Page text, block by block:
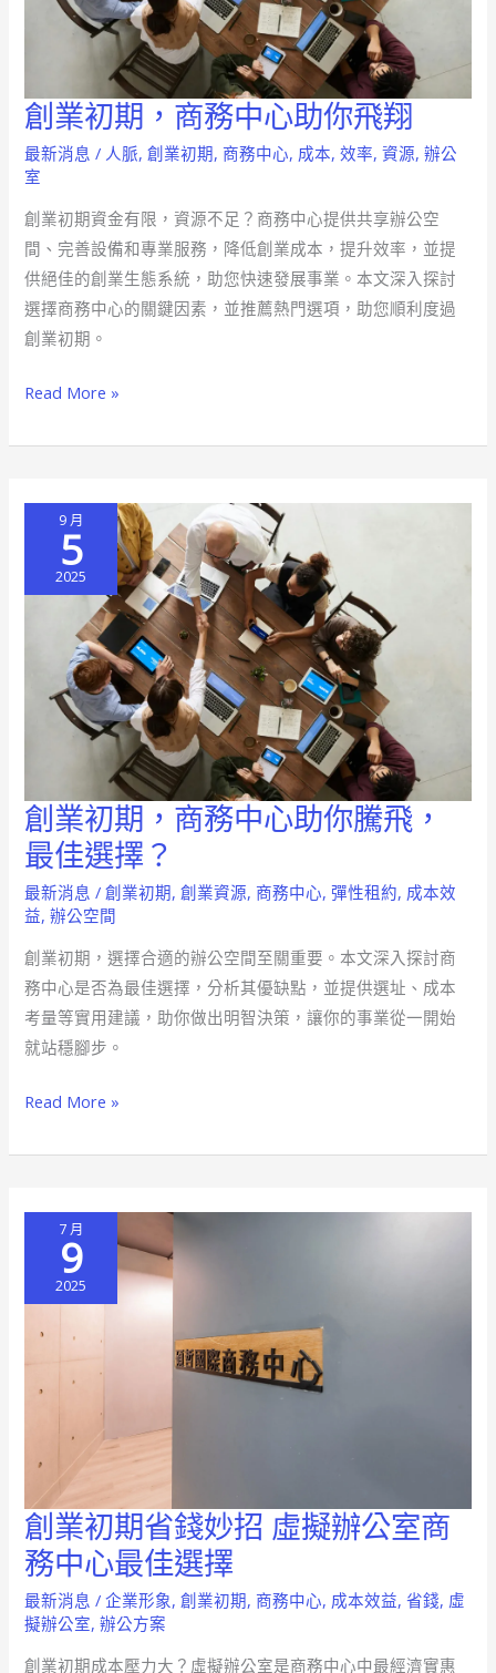
創業初期，商務中心助你飛翔
最新消息 / 人脈,創業初期, 商務中心, 成本,效率,資源,辦公
室
創業初期資金有限，資源不足？商務中心提供共享辦公空
間、完善設備和專業服務，降低創業成本，提升效率，並提
供絕佳的創業生態系統，助您快速發展事業。本文深入探討
選擇商務中心的關鍵因素，並推薦熱門選項，助您順利度過
創業初期。
創
業
初
商
務
中
心
助
翔
Read More »
9 月
5
2025
創業初期，商務中心助你騰飛，
最佳選擇？
最新消息 /創業初期,創業資源, 商務中心,彈性租約, 成本效
益,辦公空間
創業初期，選擇合適的辦公空間至關重要。本文深入探討商
務中心是否為最佳選擇，分析其優缺點，並提供選址、成本
考量等實用建議，助你做出明智決策，讓你的事業從一開始
就站穩腳步。
創
業
初
期，
務
中
心
助
騰
Read More »
7 月
9
2025
創業初期省錢妙招 虛擬辦公室商
務中心最佳選擇
最新消息 /企業形象,創業初期, 商務中心, 成本效益,省錢, 虛
擬辦公室,辦公方案
創業初期成本壓力大？虛擬辦公室是商務中心中最經濟實惠
創
業
初
期